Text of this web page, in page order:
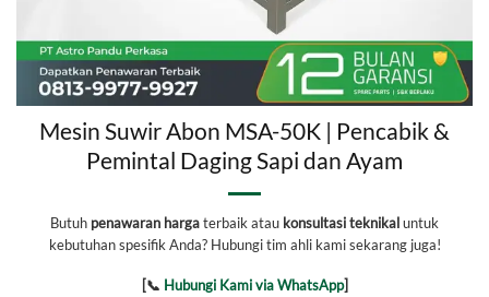
Mesin Suwir Abon MSA-50K | Pencabik &
Pemintal Daging Sapi dan Ayam
Butuh penawaran hargaterbaik atau konsultasi teknikaluntuk
kebutuhan spesifik Anda? Hubungi tim ahli kami sekarang juga!
[📞 Hubungi Kami via WhatsApp]